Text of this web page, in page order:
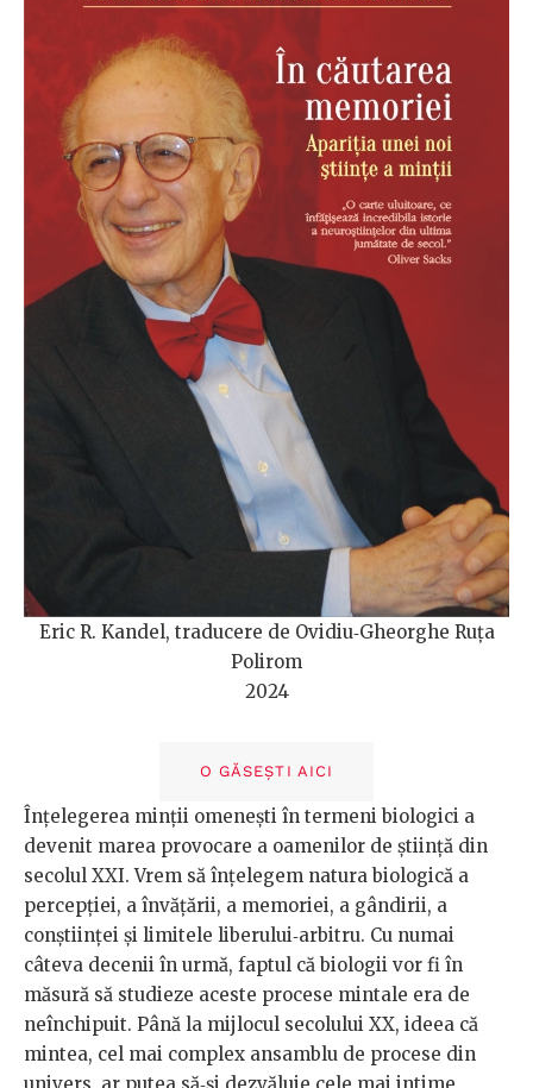
Eric R. Kandel, traducere de Ovidiu‑Gheorghe Ruța
Polirom
2024
O GĂSEȘTI AICI
Înțelegerea minții omenești în termeni biologici a
devenit marea provocare a oamenilor de știință din
secolul XXI. Vrem să înțelegem natura biologică a
percepției, a învățării, a memoriei, a gândirii, a
conștiinței și limitele liberului‑arbitru. Cu numai
câteva decenii în urmă, faptul că biologii vor fi în
măsură să studieze aceste procese mintale era de
neînchipuit. Până la mijlocul secolului XX, ideea că
mintea, cel mai complex ansamblu de procese din